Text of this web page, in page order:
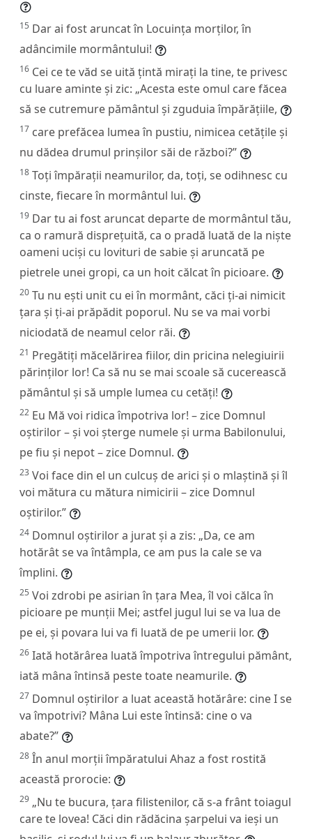
15 Dar ai fost aruncat în Locuința morților, în
adâncimile mormântului!
16 Cei ce te văd se uită țintă mirați la tine, te privesc
cu luare aminte și zic: „Acesta este omul care făcea
să se cutremure pământul și zguduia împărățiile,
17 care prefăcea lumea în pustiu, nimicea cetățile și
nu dădea drumul prinșilor săi de război?”
18 Toți împărații neamurilor, da, toți, se odihnesc cu
cinste, fiecare în mormântul lui.
19 Dar tu ai fost aruncat departe de mormântul tău,
ca o ramură disprețuită, ca o pradă luată de la niște
oameni uciși cu lovituri de sabie și aruncată pe
pietrele unei gropi, ca un hoit călcat în picioare.
20 Tu nu ești unit cu ei în mormânt, căci ți-ai nimicit
țara și ți-ai prăpădit poporul. Nu se va mai vorbi
niciodată de neamul celor răi.
21 Pregătiți măcelărirea fiilor, din pricina nelegiuirii
părinților lor! Ca să nu se mai scoale să cucerească
pământul și să umple lumea cu cetăți!
22 Eu Mă voi ridica împotriva lor! – zice Domnul
oștirilor – și voi șterge numele și urma Babilonului,
pe fiu și nepot – zice Domnul.
23 Voi face din el un culcuș de arici și o mlaștină și îl
voi mătura cu mătura nimicirii – zice Domnul
oștirilor.”
24 Domnul oștirilor a jurat și a zis: „Da, ce am
hotărât se va întâmpla, ce am pus la cale se va
împlini.
25 Voi zdrobi pe asirian în țara Mea, îl voi călca în
picioare pe munții Mei; astfel jugul lui se va lua de
pe ei, și povara lui va fi luată de pe umerii lor.
26 Iată hotărârea luată împotriva întregului pământ,
iată mâna întinsă peste toate neamurile.
27 Domnul oștirilor a luat această hotărâre: cine I se
va împotrivi? Mâna Lui este întinsă: cine o va
abate?”
28 În anul morții împăratului Ahaz a fost rostită
această prorocie:
29 „Nu te bucura, țara filistenilor, că s-a frânt toiagul
care te lovea! Căci din rădăcina șarpelui va ieși un